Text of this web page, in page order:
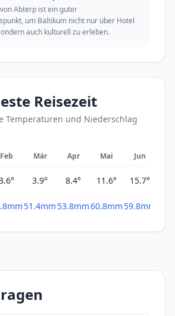
Abterp ist ein guter
um Baltikum nicht nur über Hotel
auch kulturell zu erleben.
Reisezeit
Temperaturen und Niederschlag
Feb Mär Apr Mai Jun
3.9° 8.4° 11.6° 15.7°
51.4mm 53.8mm60.8mm 59.8mm